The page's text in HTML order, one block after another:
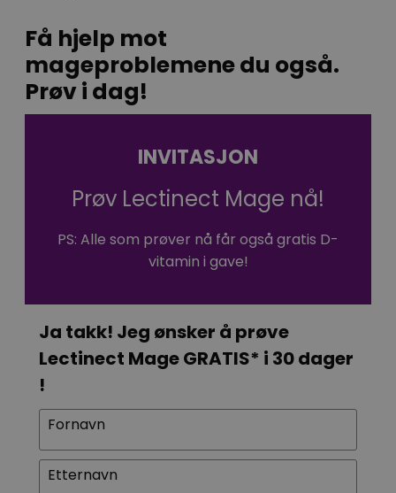
Få hjelp mot
mageproblemene du også.
Prøv i dag!
INVITASJON
Prøv Lectinect Mage nå!
PS: Alle som prøver nå får også gratis D-
vitamin i gave!
Ja takk! Jeg ønsker å prøve
Lectinect Mage GRATIS* i 30 dager
!
Fornavn
Etternavn